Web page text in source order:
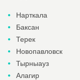
Нарткала
Баксан
Терек
Новопавловск
Тырныауз
Алагир